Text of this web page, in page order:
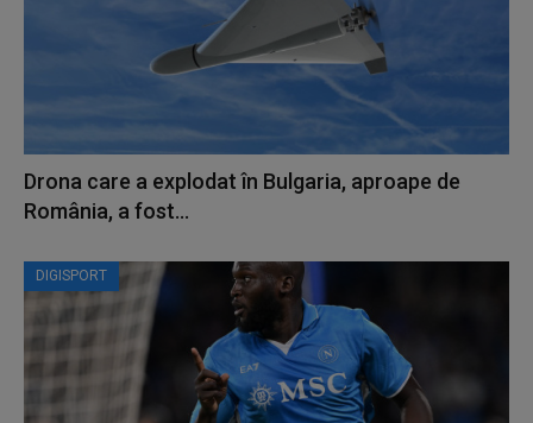
Drona care a explodat în Bulgaria, aproape de
România, a fost...
DIGISPORT